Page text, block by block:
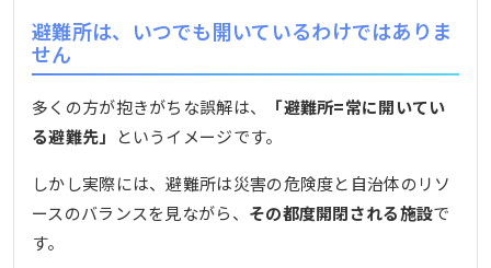
避難所は、いつでも開いているわけではありま
せん
多くの方が抱きがちな誤解は、
「避難所=常に開いてい
る避難先」
というイメージです。
しかし実際には、避難所は災害の危険度と自治体のリソ
ースのバランスを見ながら、 その都度開閉される施設で
す。